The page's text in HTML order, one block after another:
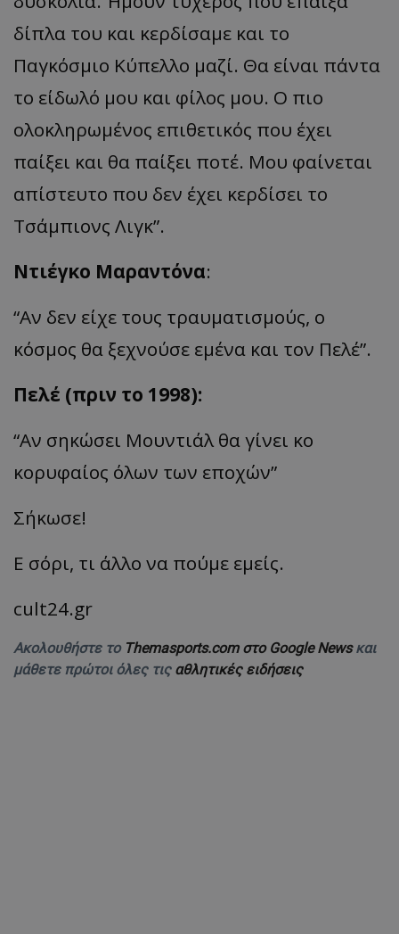
δίπλα του και κερδίσαμε και το
Παγκόσμιο Κύπελλο μαζί. Θα είναι πάντα
το είδωλό μου και φίλος μου. Ο πιο
ολοκληρωμένος επιθετικός που έχει
παίξει και θα παίξει ποτέ. Μου φαίνεται
απίστευτο που δεν έχει κερδίσει το
Τσάμπιονς Λιγκ”.
Ντιέγκο Μαραντόνα:
“Αν δεν είχε τους τραυματισμούς, ο
κόσμος θα ξεχνούσε εμένα και τον Πελέ”.
Πελέ (πριν το 1998):
“Αν σηκώσει Μουντιάλ θα γίνει κο
κορυφαίος όλων των εποχών”
Σήκωσε!
Ε σόρι, τι άλλο να πούμε εμείς.
cult24.gr
Ακολουθήστε το Themasports.com στο Google Newsκαι
μάθετε πρώτοι όλες τις αθλητικές ειδήσεις